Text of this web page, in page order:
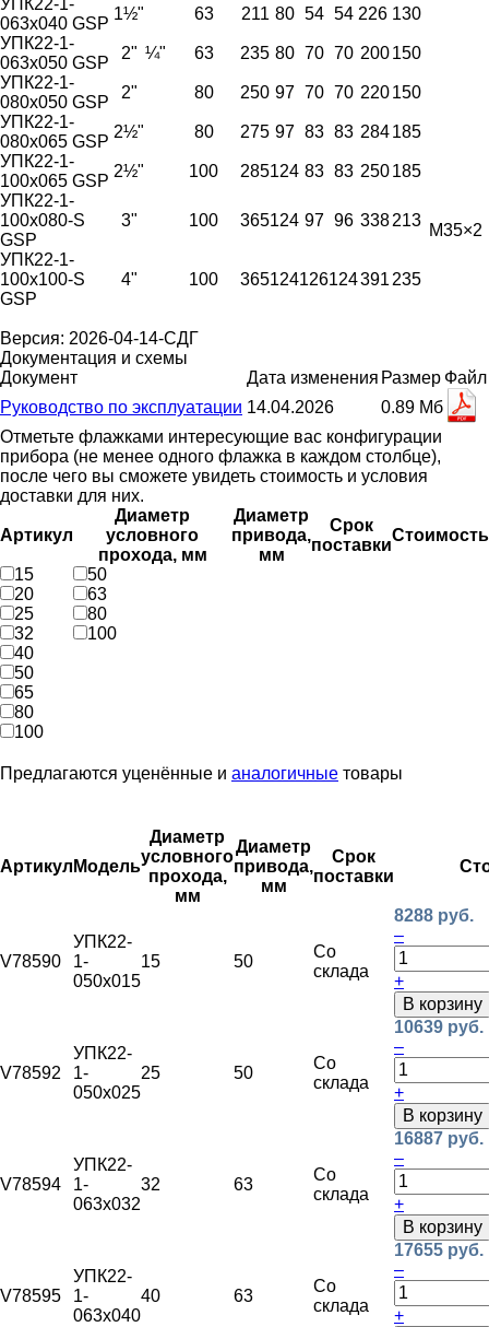
¼"
063х040 GSP
1½" 63 211 80 54 54 226 130
УПК22-1-
063х050 GSP
2" 63 235 80 70 70 200150
УПК22-1-
080х050 GSP
2" 80 250 97 70 70 220150
УПК22-1-
080х065 GSP
2½" 80 275 97 83 83 284185
УПК22-1-
100х065 GSP
2½" 100 285124 83 83 250185
М35×2
УПК22-1-
100х080-S
GSP
3" 100 365124 97 96 338213
УПК22-1-
100х100-S
GSP
4" 100 365124126124391 235
Версия: 2026-04-14-СДГ
Документация и схемы
Документ
Дата изменения Размер Файл
Руководство по эксплуатации 14.04.2026
0.89 Мб
Отметьте флажками интересующие вас конфигурации
прибора (не менее одного флажка в каждом столбце),
после чего вы сможете увидеть стоимость и условия
доставки для них.
Артикул
Диаметр
условного
прохода, мм
Диаметр
привода,
мм
Срок
поставки
Стоимость
15
20
25
32
40
50
65
80
100
50
63
80
100
Предлагаются уценённые и аналогичные товары
Артикул Модель
Диаметр
условного
прохода,
мм
Диаметр
привода,
мм
Срок
поставки
V78590
УПК22-
1-
050х015
15 50
Со
склада
8288 руб.
–
+
В корзину
V78592
УПК22-
1-
050х025
25 50
Со
склада
10639 руб.
–
+
В корзину
V78594
УПК22-
1-
063х032
32 63
Со
склада
16887 руб.
–
+
В корзину
V78595
УПК22-
1-
063х040
40 63
Со
склада
17655 руб.
–
+